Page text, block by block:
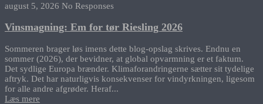
august 5, 2026 No Responses
Vinsmagning: Em for tør Riesling 2026
Sommeren brager løs imens dette blog-opslag skrives. Endnu en
sommer (2026), der bevidner, at global opvarmning er et faktum.
Det sydlige Europa brænder. Klimaforandringerne sætter sit tydelige
aftryk. Det har naturligvis konsekvenser for vindyrkningen, ligesom
for alle andre afgrøder. Heraf...
Læs mere